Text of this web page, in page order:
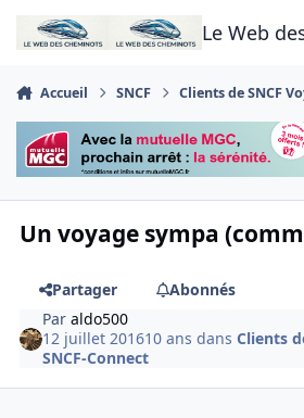
Aller au contenu
Le Web
Accueil SNCF Clients de SNCF
Un voyage sympa
Partager
Abonnés
Paraldo500
12 juillet 201610 ans dansClients
SNCF-Connect